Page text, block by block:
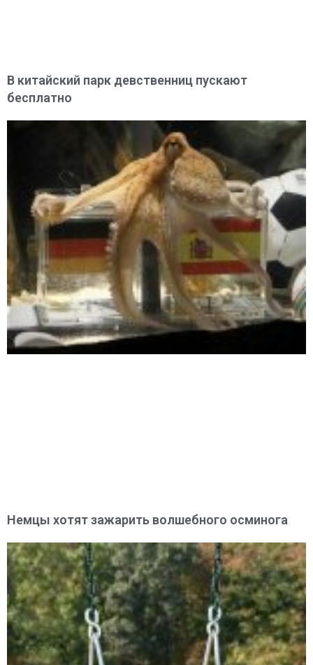
В китайский парк девственниц пускают
бесплатно
Немцы хотят зажарить волшебного осминога